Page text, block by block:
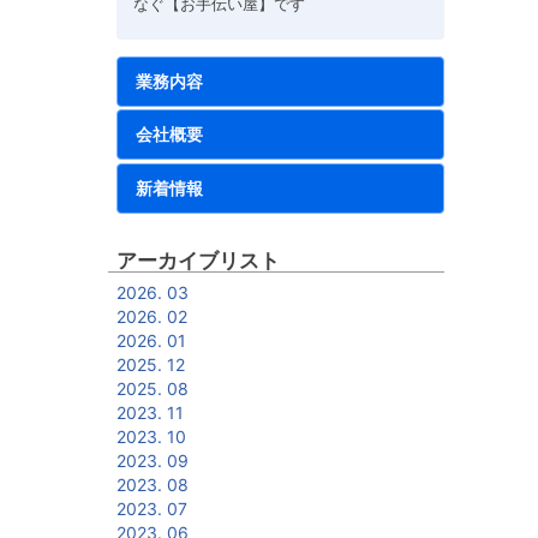
なぐ【お手伝い屋】です
業務内容
会社概要
新着情報
アーカイブリスト
2026. 03
2026. 02
2026. 01
2025. 12
2025. 08
2023. 11
2023. 10
2023. 09
2023. 08
2023. 07
2023. 06